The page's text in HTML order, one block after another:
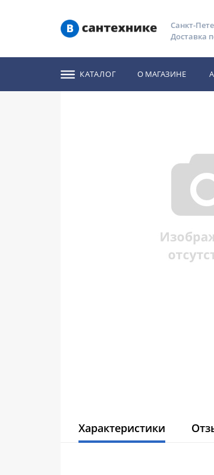
Санкт-
Доставка
КАТАЛОГ О МАГАЗИНЕ
Душ, душевые
Душевая
Характеристики